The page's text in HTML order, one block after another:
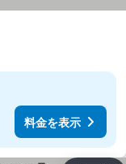
料金を表示